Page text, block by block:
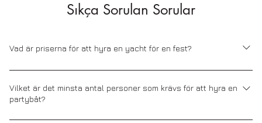
Sıkça Sorulan Sorular
Vad är priserna för att hyra en yacht för en fest?
Hyrpriser för partyyacht varierar beroende på storleken på
båten du väljer, hyresperioden, typen av organisation och
tilläggstjänster. Kontakta oss för mer information om priser och
Vilket är det minsta antal personer som krävs för att hyra en
partybåt?